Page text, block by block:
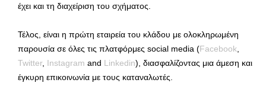
έχει και τη διαχείριση του σχήματος.
Τέλος, είναι η πρώτη εταιρεία του κλάδου με ολοκληρωμένη
παρουσία σε όλες τις πλατφόρμες social media (Facebook
Twitter, Instagram and Linkedin), διασφαλίζοντας μια άμεση και
έγκυρη επικοινωνία με τους καταναλωτές.